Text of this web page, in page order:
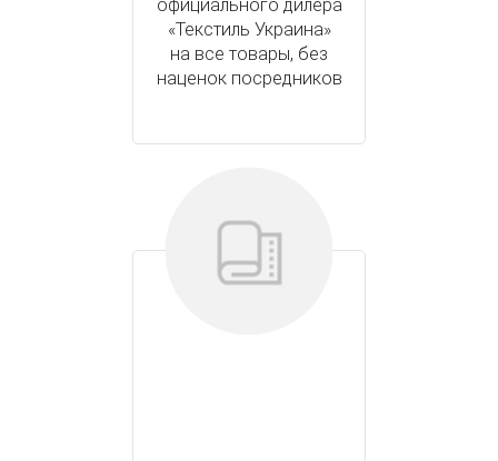
официального дилера
«Текстиль Украина»
на все товары, без
наценок посредников